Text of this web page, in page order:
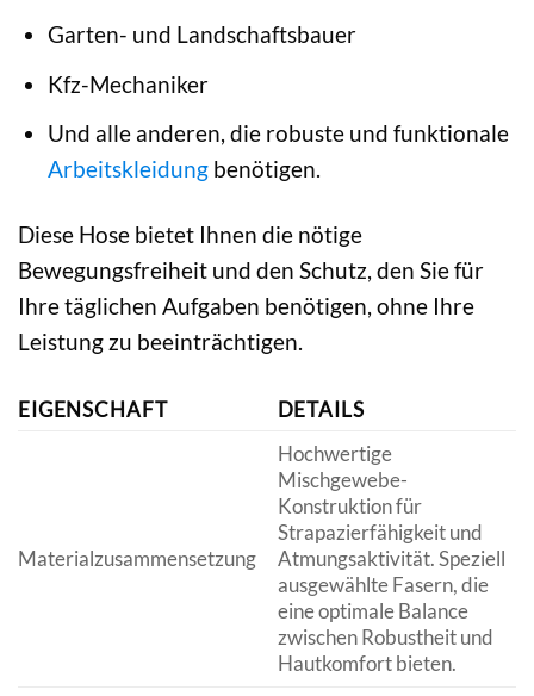
Garten- und Landschaftsbauer
Kfz-Mechaniker
Und alle anderen, die robuste und funktionale
Arbeitskleidungbenötigen.
Diese Hose bietet Ihnen die nötige
Bewegungsfreiheit und den Schutz, den Sie für
Ihre täglichen Aufgaben benötigen, ohne Ihre
Leistung zu beeinträchtigen.
EIGENSCHAFT DETAILS
Materialzusammensetzung
Hochwertige
Mischgewebe-
Konstruktion für
Strapazierfähigkeit und
Atmungsaktivität. Speziell
ausgewählte Fasern, die
eine optimale Balance
zwischen Robustheit und
Hautkomfort bieten.